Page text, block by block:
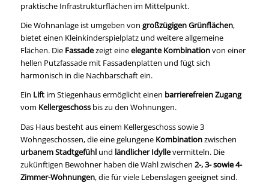
praktische Infrastrukturflächen im Mittelpunkt.
Die Wohnanlage ist umgeben von großzügigenGrünflächen,
bietet einen Kleinkinderspielplatz und weitere allgemeine
Flächen. Die Fassadezeigt eineelegante Kombinationvon einer
hellen Putzfassade mit Fassadenplatten und fügt sich
harmonisch in die Nachbarschaft ein.
Ein Liftim Stiegenhaus ermöglicht einen barrierefreien Zugang
vom Kellergeschoss bis zu den Wohnungen.
Das Haus besteht aus einem Kellergeschoss sowie 3
Wohngeschossen, die eine gelungene Kombinationzwischen
urbanem Stadtgefühlund ländlicher Idyllevermitteln. Die
zukünftigen Bewohner haben die Wahl zwischen 2-, 3- sowie 4-
Zimmer-Wohnungen, die für viele Lebenslagen geeignet sind.